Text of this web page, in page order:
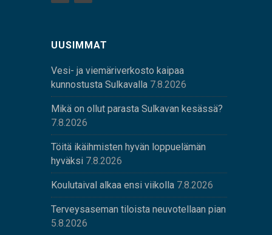
UUSIMMAT
Vesi- ja viemäriverkosto kaipaa
kunnostusta Sulkavalla 7.8.2026
Mikä on ollut parasta Sulkavan kesässä?
7.8.2026
Töitä ikäihmisten hyvän loppuelämän
hyväksi 7.8.2026
Koulutaival alkaa ensi viikolla 7.8.2026
Terveysaseman tiloista neuvotellaan pian
5.8.2026